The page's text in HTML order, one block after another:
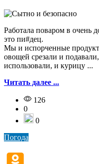
Работала поваром в очень
это пи#дец.
Мы и испорченные
овощей срезали и
использовали, и курицу ...
Читать далее ...
126
0
0
Погода